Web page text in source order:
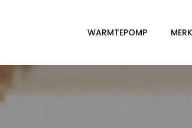
WARMTEPOMP